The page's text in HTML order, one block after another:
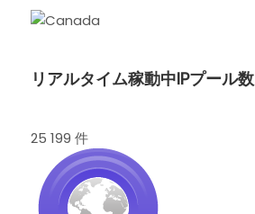
リアルタイム稼動中IPプール数
25 199 件